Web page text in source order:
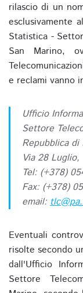
rilascio di un
esclusivamente
Statistica -
San Marino,
e reclami vanno
Ufficio
Settore
Repubblica di
Via 28
Tel: (+378)
Fax: (+378)
email:
Eventuali
risolte secondo
dall'Ufficio
Settore